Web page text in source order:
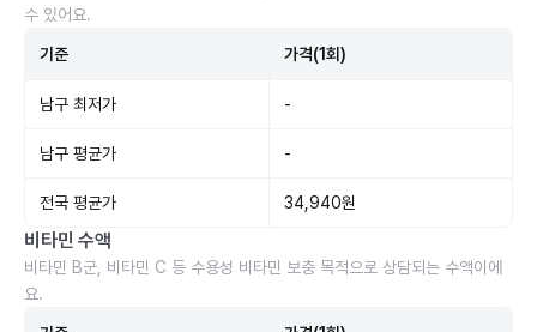
수 있어요.
기준 가격(1회)
남구 최저가 -
남구 평균가 -
전국 평균가 34,940원
비타민 수액
비타민 B군, 비타민 C 등 수용성 비타민 보충 목적으로 상담되는 수액이에
요.